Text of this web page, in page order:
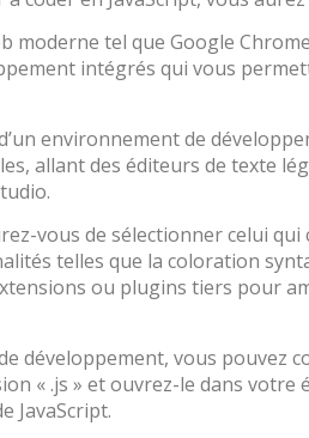
moderne tel que Google
intégrés qui vous
environnement de
allant des éditeurs de texte
vous de sélectionner celui
telles que la coloration
ou plugins tiers pour
développement, vous pouvez
« .js » et ouvrez-le dans
JavaScript.